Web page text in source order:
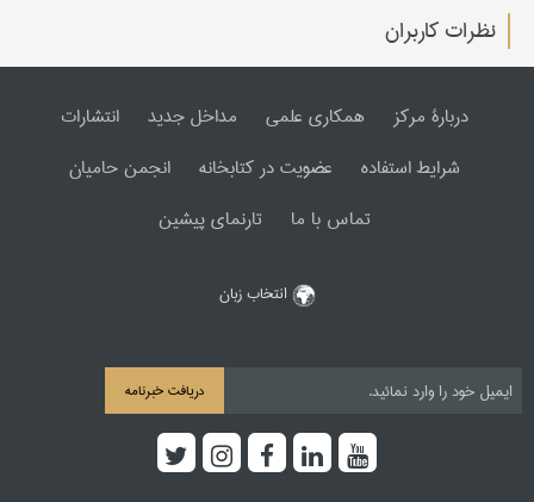
نظرات کاربران
دربارۀ مرکز همکاری علمی مداخل جدید
انتشارات
شرایط استفاده
عضویت در کتابخانه
انجمن حامیان
تماس با ما
تارنمای پیشین
انتخاب زبان
دریافت خبرنامه